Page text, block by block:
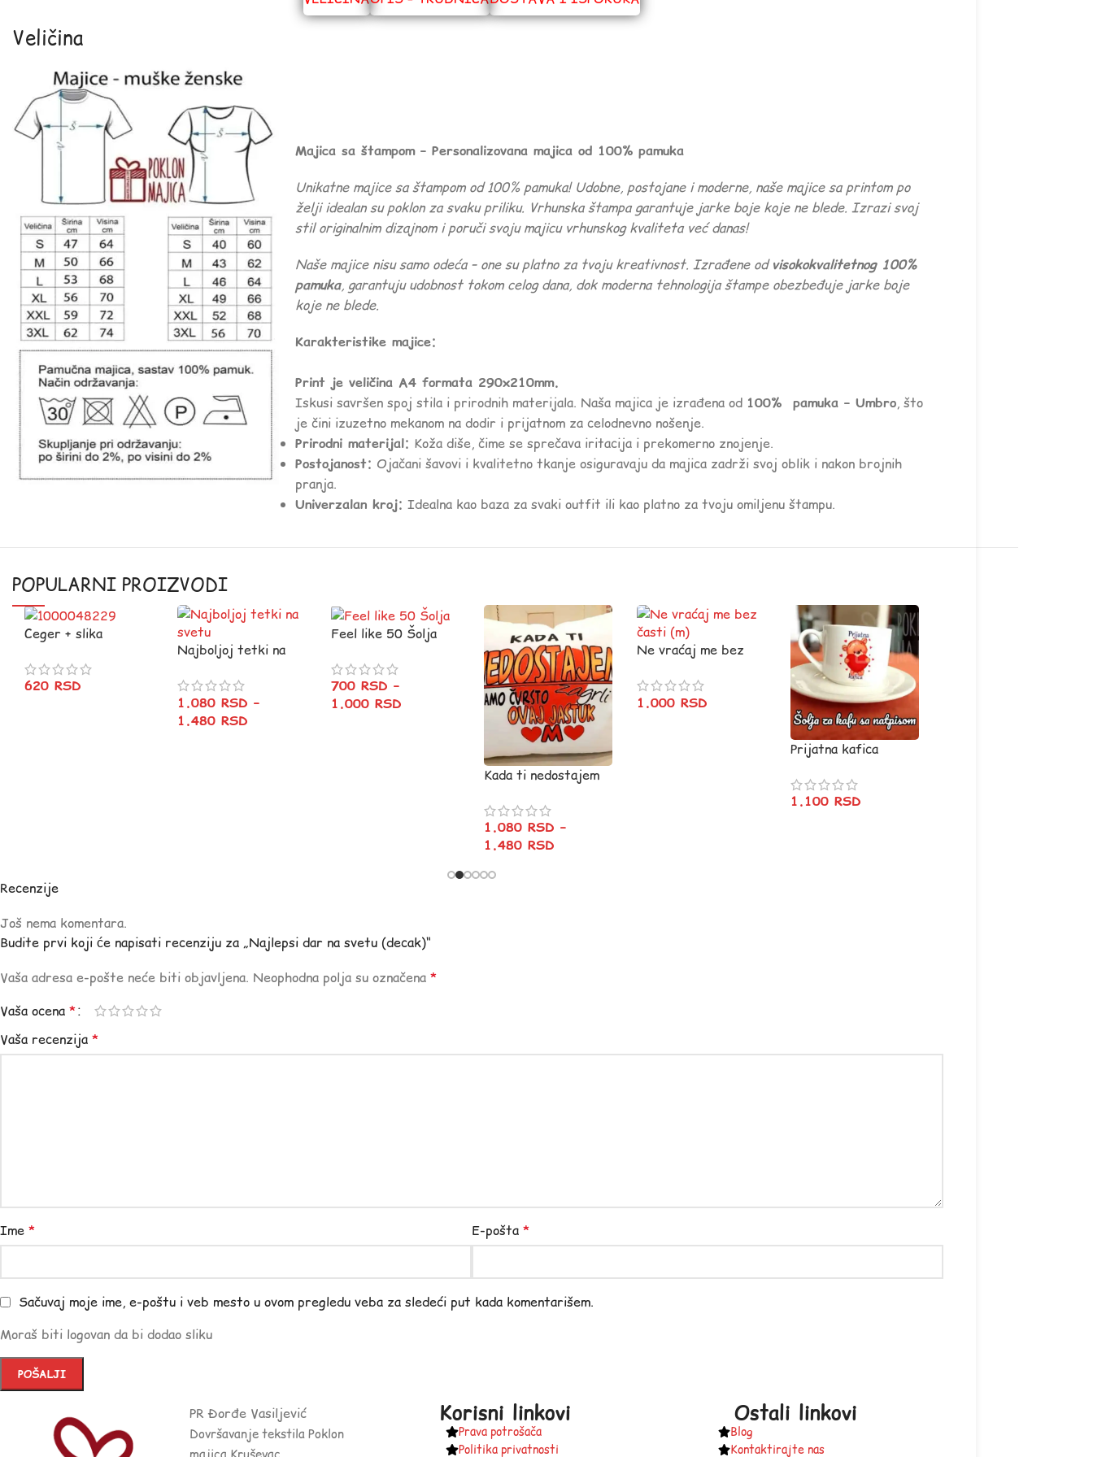
Veličina
Majica sa štampom – Personalizovana majica od 100% pamuka
Unikatne majice sa štampom od 100% pamuka! Udobne, postojane i moderne, naše majice sa printom po
želji idealan su poklon za svaku priliku. Vrhunska štampa garantuje jarke boje koje ne blede. Izrazi svoj
stil originalnim dizajnom i poruči svoju majicu vrhunskog kvaliteta već danas!
Naše majice nisu samo odeća – one su platno za tvoju kreativnost. Izrađene odvisokokvalitetnog 100%
pamuka, garantuju udobnost tokom celog dana, dok moderna tehnologija štampe obezbeđuje jarke boje
koje ne blede.
Karakteristike majice:
Print je veličina A4 formata 290x210mm.
Iskusi savršen spoj stila i prirodnih materijala. Naša majica je izrađena od 100% pamuka – Umbro, što
je čini izuzetno mekanom na dodir i prijatnom za celodnevno nošenje.
Prirodni materijal: Koža diše, čime se sprečava iritacija i prekomerno znojenje.
Postojanost: Ojačani šavovi i kvalitetno tkanje osiguravaju da majica zadrži svoj oblik i nakon brojnih
pranja.
Univerzalan kroj: Idealna kao baza za svaki outfit ili kao platno za tvoju omiljenu štampu.
POPULARNI PROIZVODI
Ceger + slika
620 RSD
Najboljoj tetki na
1.080RSD –
1.480RSD
Feel like 50 Šolja
700 RSD –
1.000 RSD
Kada ti nedostajem
1.080 RSD –
1.480 RSD
Ne vraćaj me bez
1.000RSD
Prijatna kafica
1.100 RSD
Recenzije
Još nema komentara.
Budite prvi koji će napisati recenziju za „Najlepsi dar na svetu (decak)“
Vaša adresa e-pošte neće biti objavljena. Neophodna polja su označena *
Vaša ocena *
Vaša recenzija *
Ime * E-pošta *
Sačuvaj moje ime, e-poštu i veb mesto u ovom pregledu veba za sledeći put kada komentarišem.
Moraš biti logovan da bi dodao sliku
PR Đorđe Vasiljević
Dovršavanje tekstila Poklon
Korisni linkovi
Prava potrošača
Politika privatnosti
Ostali linkovi
Blog
Kontaktirajte nas